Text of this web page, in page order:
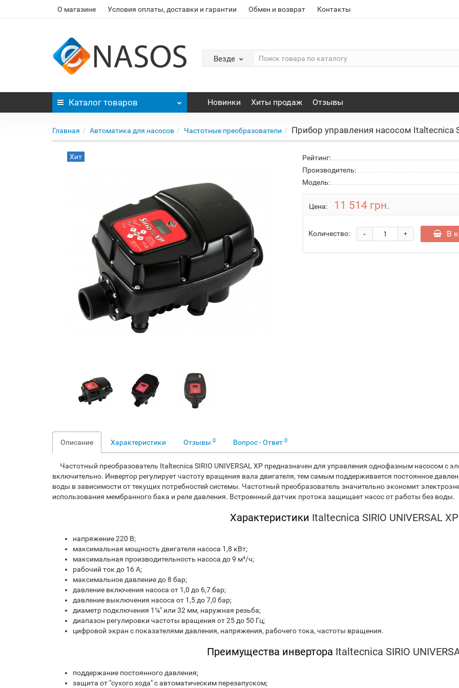
О магазине Условия оплаты, доставки и гарантии Обмен и возврат Контакты
Везде
Каталог товаров Новинки Хиты продаж Отзывы
Главная Автоматика для насосов Частотные преобразователи Прибор управления насосом Italtecnica
Хит Рейтинг:
Производитель:
Модель:
Цена: 11 514 грн.
Количество: +
- В
Описание Характеристики Отзывы 0 Вопрос - Ответ 0
Частотный преобразователь Italtecnica SIRIO UNIVERSAL XP предназначен для управления однофазным насосом с
включительно. Инвертор регулирует частоту вращения вала двигателя, тем самым поддерживается постоянное
воды в зависимости от текущих потребностей системы. Частотный преобразователь значительно экономит
использования мембранного бака и реле давления. Встроенный датчик протока защищает насос от работы без воды.
Характеристики Italtecnica SIRIO UNIVERSAL XP
напряжение 220 В;
максимальная мощность двигателя насоса 1,8 кВт;
максимальная производительность насоса до 9 м³/ч;
рабочий ток до 16 А;
максимальное давление до 8 бар;
давление включения насоса от 1,0 до 6,7 бар;
давление выключения насоса от 1,5 до 7,0 бар;
диаметр подключения 1¼" или 32 мм, наружная резьба;
диапазон регулировки частоты вращения от 25 до 50 Гц;
цифровой экран с показателями давления, напряжения, рабочего тока, частоты вращения.
Преимущества инвертора Italtecnica SIRIO
поддержание постоянного давления;
защита от "сухого хода" с автоматическим перезапуском;